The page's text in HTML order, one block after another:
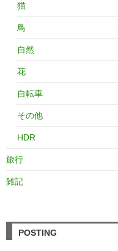
猫
鳥
自然
花
自転車
その他
HDR
旅行
雑記
POSTING